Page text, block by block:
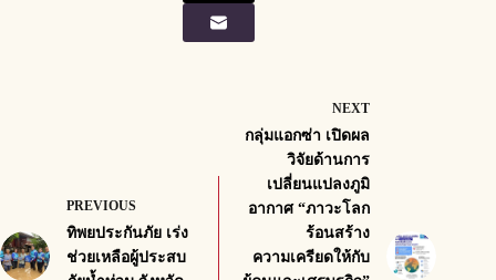
PREVIOUS
ทิพยประกันภัย เร่ง
ช่วยเหลือผู้ประสบ
NEXT
กลุ่มแอกซ่า เปิดผล
วิจัยด้านการ
เปลี่ยนแปลงภูมิ
อากาศ “ภาวะโลก
ร้อนสร้าง
ความเครียดให้กับ